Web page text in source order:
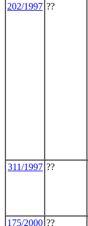
202/1997 ??
311/1997 ??
175/2000 ??